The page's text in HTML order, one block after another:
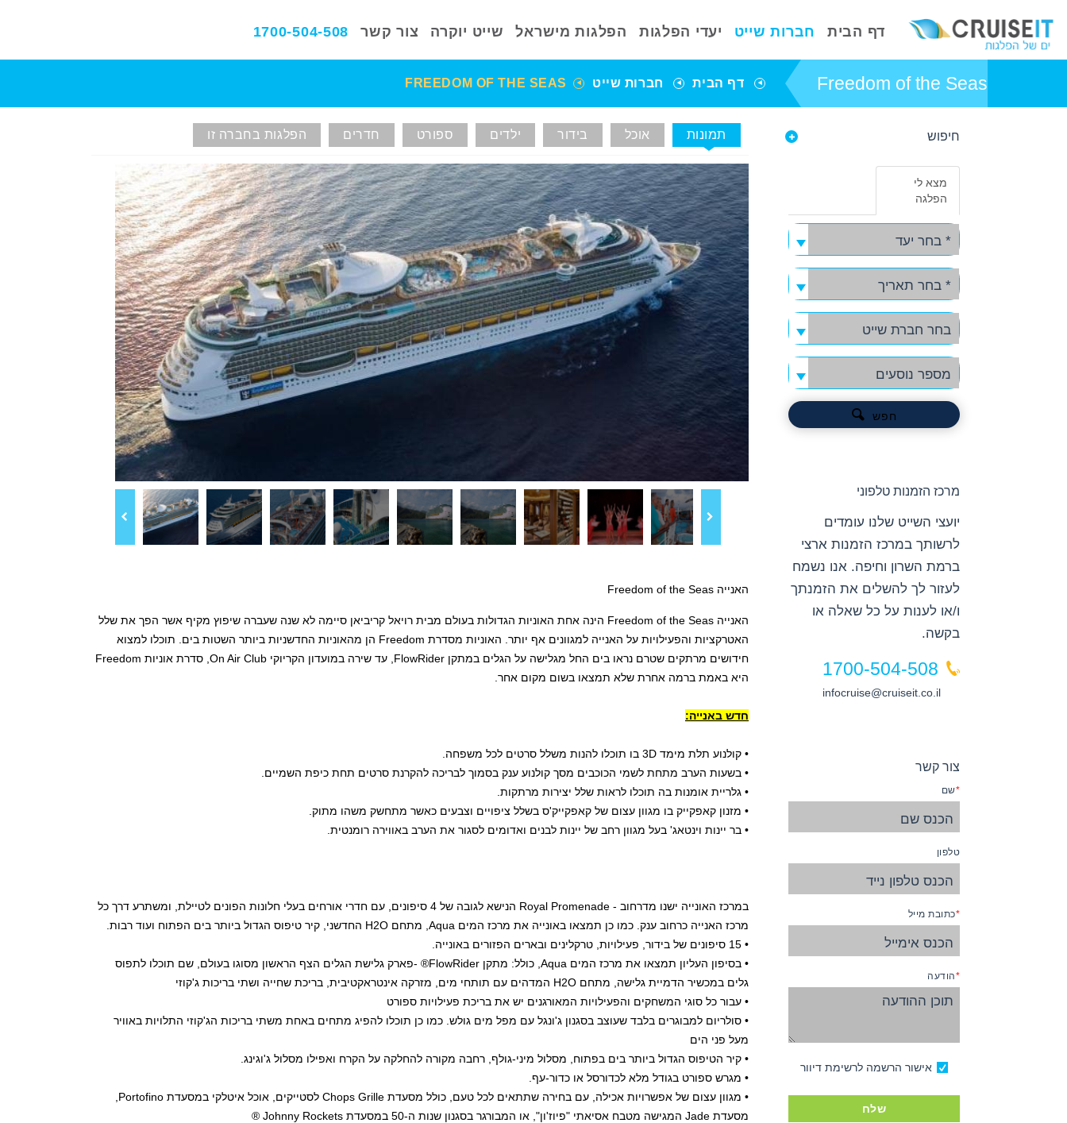
דף הבית חברות שייט יעדי הפלגות הפלגות מישראל שייט יוקרה צור קשר 1700-504-508
Freedom of the Seas דף הבית חברות שייט FREEDOM OF THE SEAS
חיפוש
מצא לי
הפלגה
* בחר יעד
* בחר תאריך
בחר חברת שייט
מספר נוסעים
חפש
מרכז הזמנות טלפוני
יועצי השייט שלנו עומדים
לרשותך במרכז הזמנות ארצי
ברמת השרון וחיפה. אנו נשמח
לעזור לך להשלים את הזמנתך
ו/או לענות על כל שאלה או
בקשה.
1700-504-508
infocruise@cruiseit.co.il
צור קשר
שם
טלפון
כתובת מייל
הודעה
אישור הרשמה לרשימת דיוור
שלח
באפשרותך ללחוץ
תמונות אוכל בידור ילדים ספורט חדרים הפלגות בחברה זו
האנייה Freedom of the Seas
האנייה Freedom of the Seas הינה אחת האוניות הגדולות בעולם מבית רויאל קריביאן סיימה לא שנה שעברה שיפוץ מקיף אשר הפך את שלל
האטרקציות והפעילויות על האנייה למגוונים אף יותר. האוניות מסדרת Freedom הן מהאוניות החדשניות ביותר השטות בים. תוכלו למצוא
חידושים מרתקים שטרם נראו בים החל מגלישה על הגלים במתקן FlowRider, עד שירה במועדון הקריוקי On Air Club, סדרת אוניות Freedom
היא באמת ברמה אחרת שלא תמצאו בשום מקום אחר.
חדש באנייה:
• קולנוע תלת מימד 3D בו תוכלו להנות משלל סרטים לכל משפחה.
• בשעות הערב מתחת לשמי הכוכבים מסך קולנוע ענק בסמוך לבריכה להקרנת סרטים תחת כיפת השמיים.
• גלריית אומנות בה תוכלו לראות שלל יצירות מרתקות.
• מזנון קאפקייק בו מגוון עצום של קאפקייק'ס בשלל ציפויים וצבעים כאשר מתחשק משהו מתוק.
• בר יינות וינטאג' בעל מגוון רחב של יינות לבנים ואדומים לסגור את הערב באווירה רומנטית.
במרכז האונייה ישנו מדרחוב - Royal Promenade הנישא לגובה של 4 סיפונים, עם חדרי אורחים בעלי חלונות הפונים לטיילת, ומשתרע דרך כל
מרכז האנייה כרחוב ענק. כמו כן תמצאו באונייה את מרכז המים Aqua, מתחם H2O החדשני, קיר טיפוס הגדול ביותר בים הפתוח ועוד רבות.
• 15 סיפונים של בידור, פעילויות, טרקלינים ובארים הפזורים באונייה.
• בסיפון העליון תמצאו את מרכז המים Aqua , כולל: מתקן FlowRider® -פארק גלישת הגלים הצף הראשון מסוגו בעולם, שם תוכלו לתפוס
גלים במכשיר הדמיית גלישה, מתחם H2O המדהים עם תותחי מים, מזרקה אינטראקטיבית, בריכת שחייה ושתי בריכות ג'קוזי
• עבור כל סוגי המשחקים והפעילויות המאורגנים יש את בריכת פעילויות ספורט
• סולריום למבוגרים בלבד שעוצב בסגנון ג'ונגל עם מפל מים גולש. כמו כן תוכלו להפיג מתחים באחת משתי בריכות הג'קוזי התלויות באוויר
מעל פני הים
• קיר הטיפוס הגדול ביותר בים בפתוח, מסלול מיני-גולף, רחבה מקורה להחלקה על הקרח ואפילו מסלול ג'וגינג.
• מגרש ספורט בגודל מלא לכדורסל או כדור-עף.
• מגוון עצום של אפשרויות אכילה, עם בחירה שתתאים לכל טעם, כולל מסעדת Chops Grille לסטייקים, אוכל איטלקי במסעדת Portofino
מסעדת Jade המגישה מטבח אסיאתי "פיוז'ון", או המבורגר בסגנון שנות ה-50 במסעדת Johnny Rockets
®